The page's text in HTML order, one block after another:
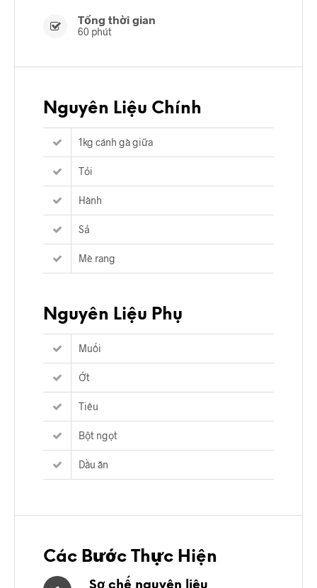
Tổng thời gian
60 phút
Nguyên Liệu Chính
1kg cánh gà giữa
Tỏi
Hành
Sả
Mè rang
Nguyên Liệu Phụ
Muối
Ớt
Tiêu
Bột ngọt
Dầu ăn
Các Bước Thực Hiện
Sơ chế nguyên liệu